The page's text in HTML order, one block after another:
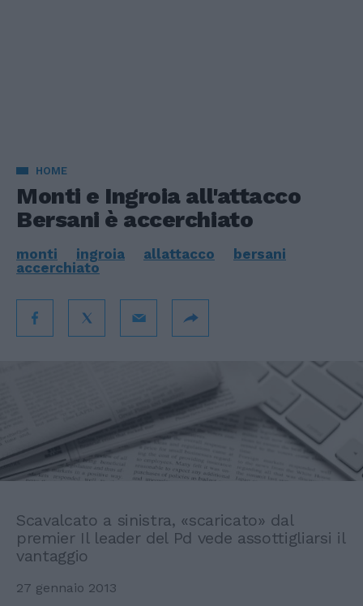
HOME
Monti e Ingroia all'attacco
Bersani è accerchiato
monti ingroia allattacco
bersani
accerchiato
Scavalcato a sinistra, «scaricato» dal
premier Il leader del Pd vede assottigliarsi il
vantaggio
27 gennaio 2013